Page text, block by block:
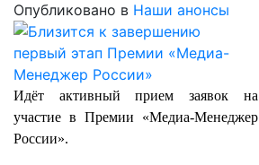
Опубликовано в Наши анонсы
Идёт активный прием заявок на
участие в Премии «Медиа-Менеджер
России».